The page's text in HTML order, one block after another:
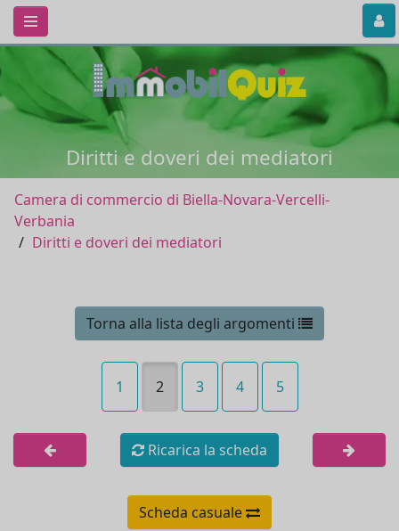
Diritti e doveri dei mediatori
Camera di commercio di Biella-Novara-Vercelli-
Verbania
Diritti e doveri dei mediatori
Torna alla lista degli argomenti
1 2 3 4 5
Ricarica la scheda
Scheda casuale